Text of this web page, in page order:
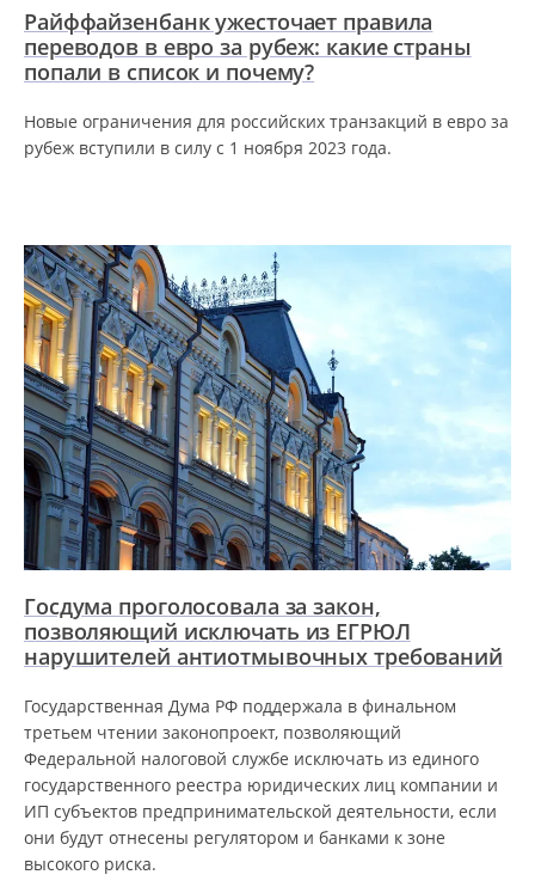
Райффайзенбанк ужесточает правила
переводов в евро за рубеж: какие страны
попали в список и почему?
Новые ограничения для российских транзакций в евро за
рубеж вступили в силу с 1 ноября 2023 года.
Госдума проголосовала за закон,
позволяющий исключать из ЕГРЮЛ
нарушителей антиотмывочных требований
Государственная Дума РФ поддержала в финальном
третьем чтении законопроект, позволяющий
Федеральной налоговой службе исключать из единого
государственного реестра юридических лиц компании и
ИП субъектов предпринимательской деятельности, если
они будут отнесены регулятором и банками к зоне
высокого риска.